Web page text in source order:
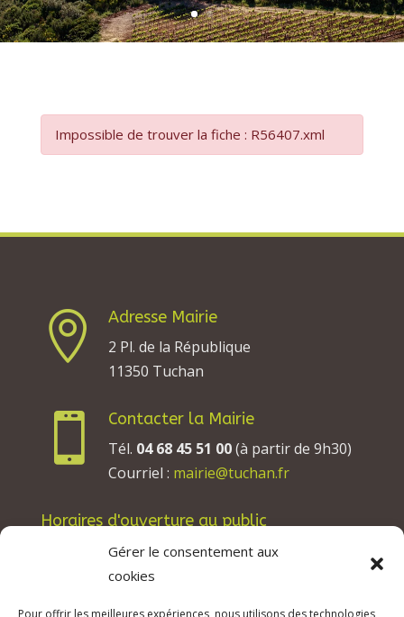
Gérer le consentement aux
cookies
Pour offrir les meilleures expériences, nous utilisons des technologies
Impossible de trouver la fiche : R56407.xml

Adresse Mairie
2 Pl. de la République
11350 Tuchan

Contacter la Mairie
Tél. 04 68 45 51 00(à partir de 9h30)
Courriel : mairie@tuchan.fr
Horaires d'ouverture au public
Les lundis, mardis et jeudis : de 8h à 12h et de
13h30 à 17h30.